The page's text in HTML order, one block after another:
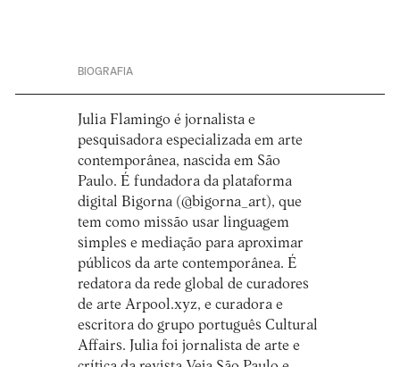
BIOGRAFIA
Julia Flamingo é jornalista e
pesquisadora especializada em arte
contemporânea, nascida em São
Paulo. É fundadora da plataforma
digital Bigorna (@bigorna_art), que
tem como missão usar linguagem
simples e mediação para aproximar
públicos da arte contemporânea. É
redatora da rede global de curadores
de arte Arpool.xyz, e curadora e
escritora do grupo português Cultural
Affairs. Julia foi jornalista de arte e